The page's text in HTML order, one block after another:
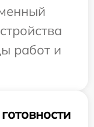
работ и